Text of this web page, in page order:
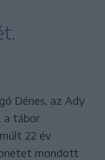
Dénes, az Ady
a tábor
22 év
mondott